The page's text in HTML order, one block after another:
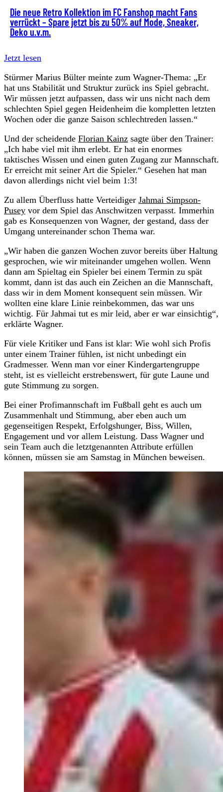
Die neue Retro Kollektion im FC Fanshop macht Fans
verrückt – Spare jetzt bis zu 50% auf Mode, Sneaker,
Deko u.v.m.
Jetzt lesen
Stürmer Marius Bülter meinte zum Wagner-Thema: „Er
hat uns Stabilität und Struktur zurück ins Spiel gebracht.
Wir müssen jetzt aufpassen, dass wir uns nicht nach dem
schlechten Spiel gegen Heidenheim die kompletten letzten
Wochen oder die ganze Saison schlechtreden lassen.“
Und der scheidende Florian Kainz sagte über den Trainer:
„Ich habe viel mit ihm erlebt. Er hat ein enormes
taktisches Wissen und einen guten Zugang zur Mannschaft.
Er erreicht mit seiner Art die Spieler.“ Gesehen hat man
davon allerdings nicht viel beim 1:3!
Zu allem Überfluss hatte Verteidiger Jahmai Simpson-
Pusey vor dem Spiel das Anschwitzen verpasst. Immerhin
gab es Konsequenzen von Wagner, der gestand, dass der
Umgang untereinander schon Thema war.
„Wir haben die ganzen Wochen zuvor bereits über Haltung
gesprochen, wie wir miteinander umgehen wollen. Wenn
dann am Spieltag ein Spieler bei einem Termin zu spät
kommt, dann ist das auch ein Zeichen an die Mannschaft,
dass wir in dem Moment konsequent sein müssen. Wir
wollten eine klare Linie reinbekommen, das war uns
wichtig. Für Jahmai tut es mir leid, aber er war einsichtig“,
erklärte Wagner.
Für viele Kritiker und Fans ist klar: Wie wohl sich Profis
unter einem Trainer fühlen, ist nicht unbedingt ein
Gradmesser. Wenn man vor einer Kindergartengruppe
steht, ist es vielleicht erstrebenswert, für gute Laune und
gute Stimmung zu sorgen.
Bei einer Profimannschaft im Fußball geht es auch um
Zusammenhalt und Stimmung, aber eben auch um
gegenseitigen Respekt, Erfolgshunger, Biss, Willen,
Engagement und vor allem Leistung. Dass Wagner und
sein Team auch die letztgenannten Attribute erfüllen
können, müssen sie am Samstag in München beweisen.